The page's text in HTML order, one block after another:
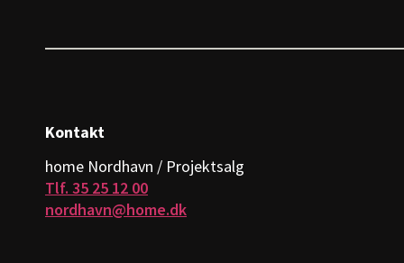
Kontakt
home Nordhavn / Projektsalg
Tlf. 35 25 12 00
nordhavn@home.dk